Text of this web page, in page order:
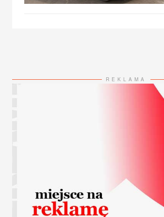
REKLAMA